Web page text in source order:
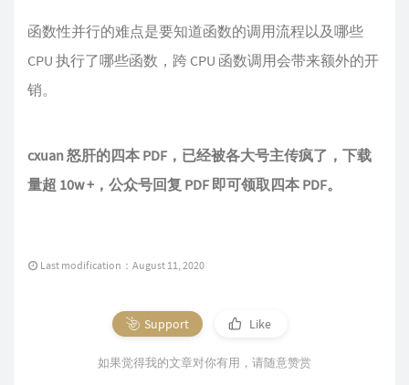
函数性并行的难点是要知道函数的调用流程以及哪些
CPU 执行了哪些函数，跨 CPU 函数调用会带来额外的开
销。
cxuan 怒肝的四本 PDF，已经被各大号主传疯了，下载
量超 10w +，公众号回复 PDF 即可领取四本 PDF。
Last modification：August 11, 2020
Support Like
如果觉得我的文章对你有用，请随意赞赏